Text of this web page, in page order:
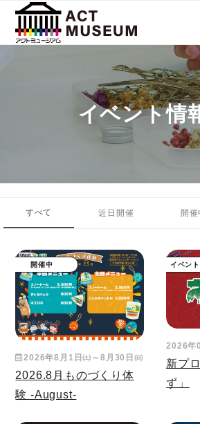
イベント情
すべて 近日開催 開催
開催中
2026年8月1日㈯～8月30日㈰
2026.8月ものづくり体
験 -August-
イベン
2026年
新プ
ず」